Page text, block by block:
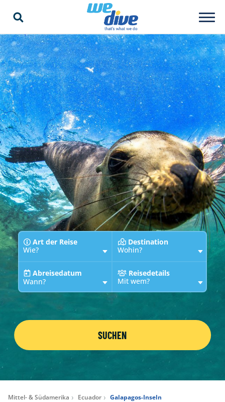
Art der Reise
Wie?
Destination
Wohin?
Abreisedatum
Wann?
Reisedetails
Mit wem?
SUCHEN
Mittel- & Südamerika Ecuador Galapagos-Inseln